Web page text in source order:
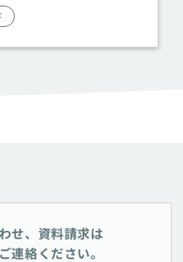
せ、資料請求は
連絡ください。